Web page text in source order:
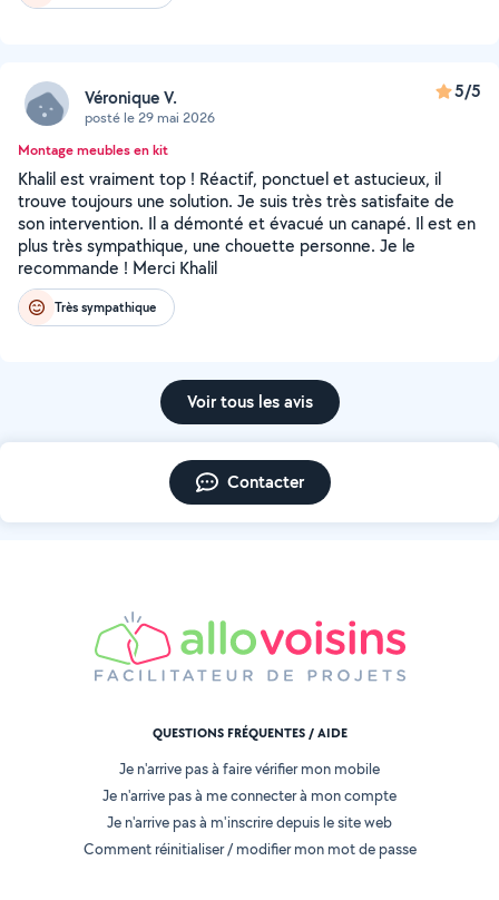
Véronique V.
posté le 29 mai 2026
5/5
Montage meubles en kit
Khalil est vraiment top ! Réactif, ponctuel et astucieux, il
trouve toujours une solution. Je suis très très satisfaite de
son intervention. Il a démonté et évacué un canapé. Il est en
plus très sympathique, une chouette personne. Je le
recommande ! Merci Khalil
Très sympathique
Voir tous les avis
Contacter
QUESTIONS FRÉQUENTES / AIDE
Je n'arrive pas à faire vérifier mon mobile
Je n'arrive pas à me connecter à mon compte
Je n'arrive pas à m'inscrire depuis le site web
Comment réinitialiser / modifier mon mot de passe